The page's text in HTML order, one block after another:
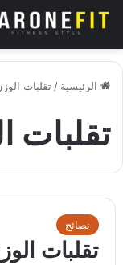
الرئيسية / تقلبات
تقلبات
نصائح
تقلبات